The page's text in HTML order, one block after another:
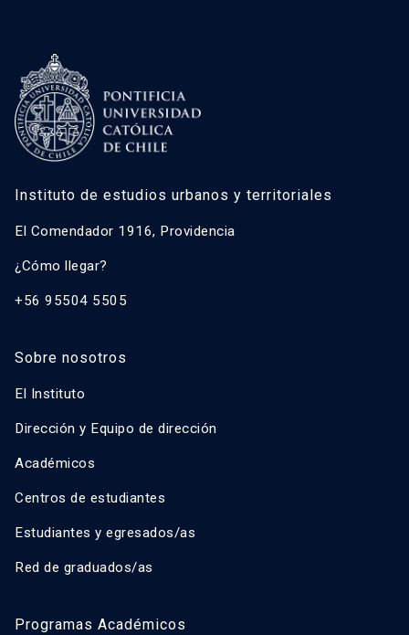
Instituto de estudios urbanos y territoriales
El Comendador 1916, Providencia
¿Cómo llegar?
+56 95504 5505
Sobre nosotros
El Instituto
Dirección y Equipo de dirección
Académicos
Centros de estudiantes
Estudiantes y egresados/as
Red de graduados/as
Programas Académicos